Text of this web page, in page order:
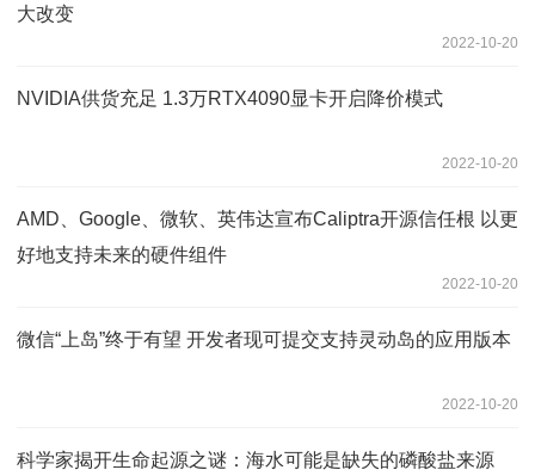
大改变
2022-10-20
NVIDIA供货充足 1.3万RTX4090显卡开启降价模式
2022-10-20
AMD、Google、微软、英伟达宣布Caliptra开源信任根 以更
好地支持未来的硬件组件
2022-10-20
微信“上岛”终于有望 开发者现可提交支持灵动岛的应用版本
2022-10-20
科学家揭开生命起源之谜：海水可能是缺失的磷酸盐来源